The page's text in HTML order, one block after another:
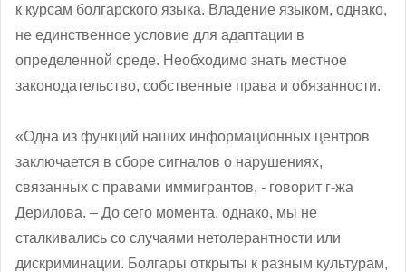
к курсам болгарского языка. Владение языком, однако,
не единственное условие для адаптации в
определенной среде. Необходимо знать местное
законодательство, собственные права и обязанности.
«Одна из функций наших информационных центров
заключается в сборе сигналов о нарушениях,
связанных с правами иммигрантов, - говорит г-жа
Дерилова. – До сего момента, однако, мы не
сталкивались со случаями нетолерантности или
дискриминации. Болгары открыты к разным культурам,